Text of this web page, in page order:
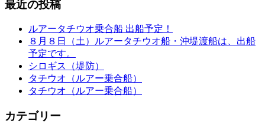
最近の投稿
ルアータチウオ乗合船 出船予定！
８月８日（土）ルアータチウオ船・沖堤渡船は、出船
予定です。
シロギス（堤防）
タチウオ（ルアー乗合船）
タチウオ（ルアー乗合船）
カテゴリー